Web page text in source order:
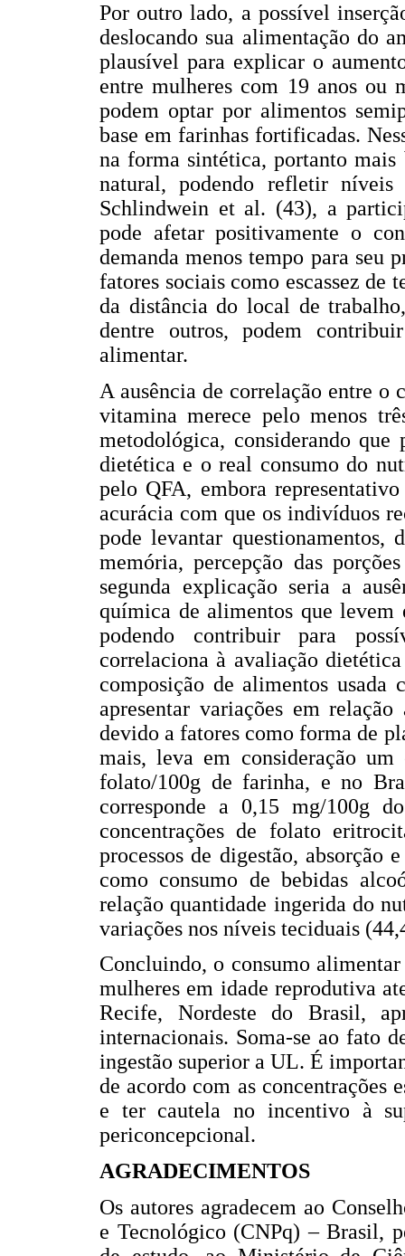
Por outro lado, a possível
deslocando sua alimentação do
plausível para explicar o
entre mulheres com 19 anos ou
podem optar por alimentos
base em farinhas fortificadas.
na forma sintética, portanto
natural, podendo refletir
Schlindwein et al. (43), a
pode afetar positivamente o
demanda menos tempo para seu
fatores sociais como escassez de
da distância do local de
dentre outros, podem
alimentar.
A ausência de correlação entre o
vitamina merece pelo menos
metodológica, considerando
dietética e o real consumo do
pelo QFA, embora
acurácia com que os indivíduos
pode levantar questionamentos,
memória, percepção das
segunda explicação seria a
química de alimentos que levem
podendo contribuir para
correlaciona à avaliação
composição de alimentos usada
apresentar variações em
devido a fatores como forma de
mais, leva em consideração
folato/100g de farinha, e no
corresponde a 0,15 mg/100g
concentrações de folato
processos de digestão, absorção
como consumo de bebidas
relação quantidade ingerida do
variações nos níveis teciduais
Concluindo, o consumo
mulheres em idade reprodutiva
Recife, Nordeste do Brasil,
internacionais. Soma-se ao fato
ingestão superior a UL. É
de acordo com as concentrações
e ter cautela no incentivo à
periconcepcional.
AGRADECIMENTOS
Os autores agradecem ao
e Tecnológico (CNPq) – Brasil,